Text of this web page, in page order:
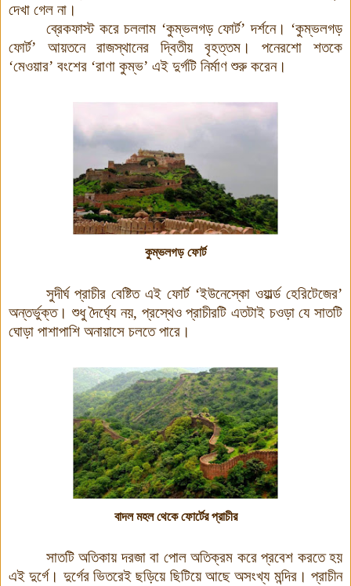
দেখা গেল না।
ব্রেকফাস্ট করে চললাম ‘কুম্ভলগড় ফোর্ট’ দর্শনে। ‘কুম্ভলগড়
ফোর্ট’ আয়তনে রাজস্থানের দ্বিতীয় বৃহত্তম। পনেরশো শতকে
‘মেওয়ার’ বংশের ‘রাণা কুম্ভ’ এই দুর্গটি নির্মাণ শুরু করেন।
কুম্ভলগড় ফোর্ট
সুদীর্ঘ প্রাচীর বেষ্টিত এই ফোর্ট ‘ইউনেস্কো ওয়ার্ল্ড হেরিটেজের’
অন্তর্ভুক্ত। শুধু দৈর্ঘ্যে নয়, প্রস্থেও প্রাচীরটি এতটাই চওড়া যে সাতটি
ঘোড়া পাশাপাশি অনায়াসে চলতে পারে।
বাদল মহল থেকে ফোর্টের প্রাচীর
সাতটি অতিকায় দরজা বা পোল অতিক্রম করে প্রবেশ করতে হয়
এই দুর্গে। দুর্গের ভিতরেই ছড়িয়ে ছিটিয়ে আছে অসংখ্য মন্দির। প্রাচীন